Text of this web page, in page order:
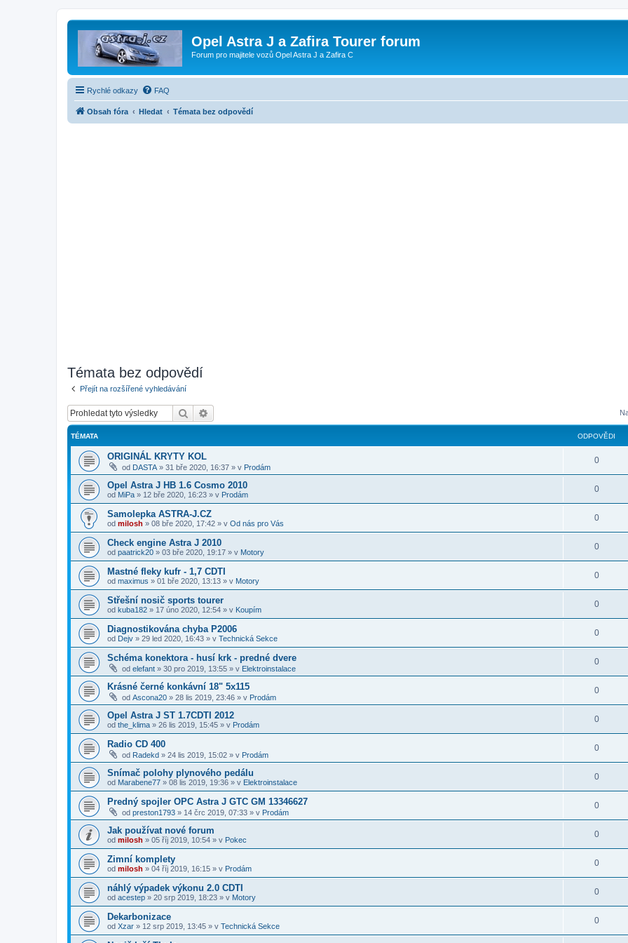
Opel Astra J a Zafira Tourer forum
Forum pro majitele vozů Opel Astra J a Zafira C
Rychlé odkazy FAQ
Obsah fóra Hledat Témata bez odpovědí
Témata bez odpovědí
Přejít na rozšířené vyhledávání
Hledat
TÉMATA ODPOVĚDI
ORIGINÁL KRYTY KOL
od DASTA » 31 bře 2020, 16:37 » v Prodám
0
Opel Astra J HB 1.6 Cosmo 2010
od MiPa » 12 bře 2020, 16:23 » v Prodám
0
Samolepka ASTRA-J.CZ
od milosh » 08 bře 2020, 17:42 » v Od nás pro Vás
0
Check engine Astra J 2010
od paatrick20 » 03 bře 2020, 19:17 » v Motory
0
Mastné fleky kufr - 1,7 CDTI
od maximus » 01 bře 2020, 13:13 » v Motory
0
Střešní nosič sports tourer
od kuba182 » 17 úno 2020, 12:54 » v Koupím
0
Diagnostikována chyba P2006
od Dejv » 29 led 2020, 16:43 » v Technická Sekce
0
Schéma konektora - husí krk - predné dvere
od elefant » 30 pro 2019, 13:55 » v Elektroinstalace
0
Krásné černé konkávní 18" 5x115
od Ascona20 » 28 lis 2019, 23:46 » v Prodám
0
Opel Astra J ST 1.7CDTI 2012
od the_klima » 26 lis 2019, 15:45 » v Prodám
0
Radio CD 400
od Radekd » 24 lis 2019, 15:02 » v Prodám
0
Snímač polohy plynového pedálu
od Marabene77 » 08 lis 2019, 19:36 » v Elektroinstalace
0
Predný spojler OPC Astra J GTC GM 13346627
od preston1793 » 14 črc 2019, 07:33 » v Prodám
0
Jak používat nové forum
od milosh » 05 říj 2019, 10:54 » v Pokec
0
Zimní komplety
od milosh » 04 říj 2019, 16:15 » v Prodám
0
náhlý výpadek výkonu 2.0 CDTI
od acestep » 20 srp 2019, 18:23 » v Motory
0
Dekarbonizace
od Xzar » 12 srp 2019, 13:45 » v Technická Sekce
0